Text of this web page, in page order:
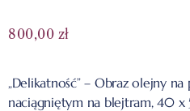
800,00 zł
„Delikatność” – Obraz olejny na
naciągniętym na blejtram, 40